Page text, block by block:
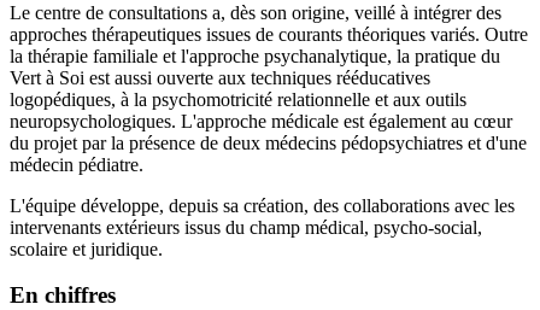
Le centre de consultations a, dès son origine, veillé à intégrer des
approches thérapeutiques issues de courants théoriques variés. Outre
la thérapie familiale et l'approche psychanalytique, la pratique du
Vert à Soi est aussi ouverte aux techniques rééducatives
logopédiques, à la psychomotricité relationnelle et aux outils
neuropsychologiques. L'approche médicale est également au cœur
du projet par la présence de deux médecins pédopsychiatres et d'une
médecin pédiatre.
L'équipe développe, depuis sa création, des collaborations avec les
intervenants extérieurs issus du champ médical, psycho-social,
scolaire et juridique.
En chiffres